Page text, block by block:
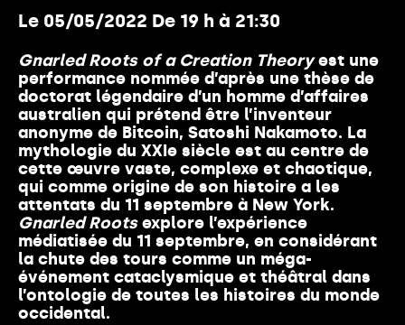
Le 05/05/2022 De 19 h à 21:30
Gnarled Roots of a Creation Theoryest une
performance nommée d’après une thèse de
doctorat légendaire d’un homme d’affaires
australien qui prétend être l’inventeur
anonyme de Bitcoin, Satoshi Nakamoto. La
mythologie du XXIe siècle est au centre de
cette œuvre vaste, complexe et chaotique,
qui comme origine de son histoire a les
attentats du 11 septembre à New York.
Gnarled Rootsexplore l’expérience
médiatisée du 11 septembre, en considérant
la chute des tours comme un méga-
événement cataclysmique et théâtral dans
l’ontologie de toutes les histoires du monde
occidental.